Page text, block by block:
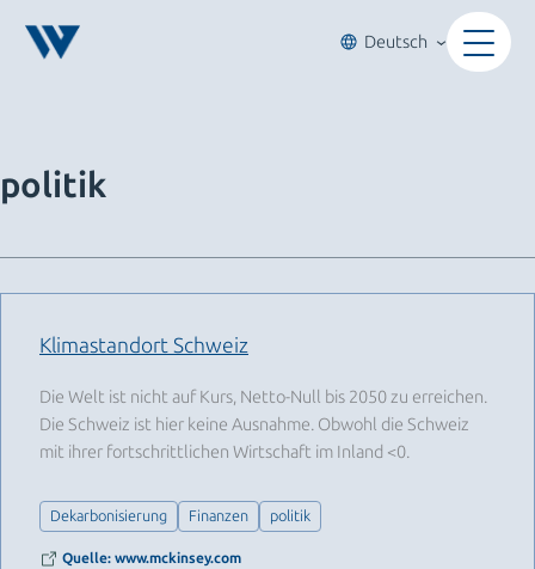
Inhalt
springen
Deutsch
politik
Klimastandort Schweiz
Die Welt ist nicht auf Kurs, Netto-Null bis 2050 zu erreichen.
Die Schweiz ist hier keine Ausnahme. Obwohl die Schweiz
mit ihrer fortschrittlichen Wirtschaft im Inland <0.
Dekarbonisierung Finanzen politik
Quelle: www.mckinsey.com